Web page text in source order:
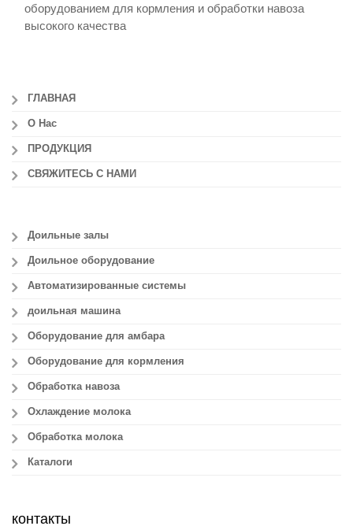
оборудованием для кормления и обработки навоза
высокого качества
ГЛАВНАЯ
О Нас
ПРОДУКЦИЯ
СВЯЖИТЕСЬ С НАМИ
Доильные залы
Доильное оборудование
Автоматизированные системы
доильная машина
Оборудование для амбара
Оборудование для кормления
Обработка навоза
Охлаждение молока
Обработка молока
Каталоги
контакты